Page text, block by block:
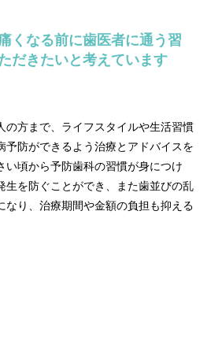
くなる前に歯医者に通う習
だきたいと考えています
の方まで、ライフスタイルや生活習慣
予防ができるよう治療とアドバイスを
い頃から予防歯科の習慣が身につけ
生を防ぐことができ、また歯並びの乱
なり、治療期間や金額の負担も抑える